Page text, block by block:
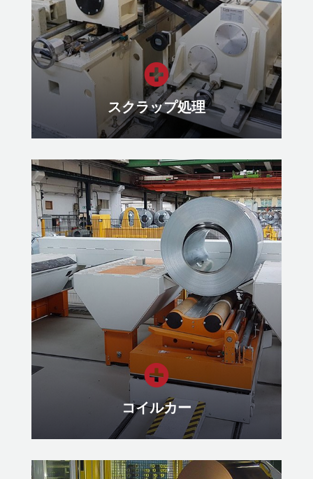
もっと見る

スクラップ処理
スクラップ処理
穏やかなプロセスフローのためのカ
スタマイズされた自動スクラップ除
去システム
もっと見る

コイルカー